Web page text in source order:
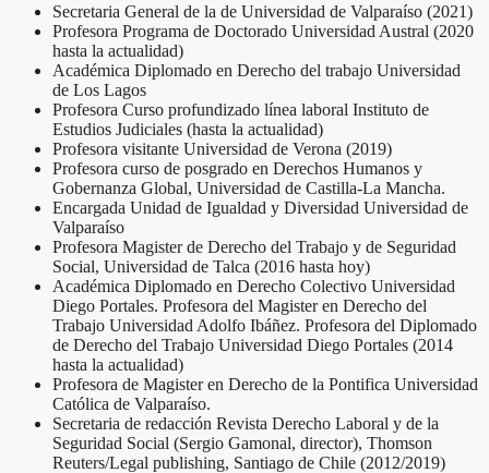
Secretaria General de la de Universidad de Valparaíso (2021)
Profesora Programa de Doctorado Universidad Austral (2020
hasta la actualidad)
Académica Diplomado en Derecho del trabajo Universidad
de Los Lagos
Profesora Curso profundizado línea laboral Instituto de
Estudios Judiciales (hasta la actualidad)
Profesora visitante Universidad de Verona (2019)
Profesora curso de posgrado en Derechos Humanos y
Gobernanza Global, Universidad de Castilla-La Mancha.
Encargada Unidad de Igualdad y Diversidad Universidad de
Valparaíso
Profesora Magister de Derecho del Trabajo y de Seguridad
Social, Universidad de Talca (2016 hasta hoy)
Académica Diplomado en Derecho Colectivo Universidad
Diego Portales. Profesora del Magister en Derecho del
Trabajo Universidad Adolfo Ibáñez. Profesora del Diplomado
de Derecho del Trabajo Universidad Diego Portales (2014
hasta la actualidad)
Profesora de Magister en Derecho de la Pontifica Universidad
Católica de Valparaíso.
Secretaria de redacción Revista Derecho Laboral y de la
Seguridad Social (Sergio Gamonal, director), Thomson
Reuters/Legal publishing, Santiago de Chile (2012/2019)